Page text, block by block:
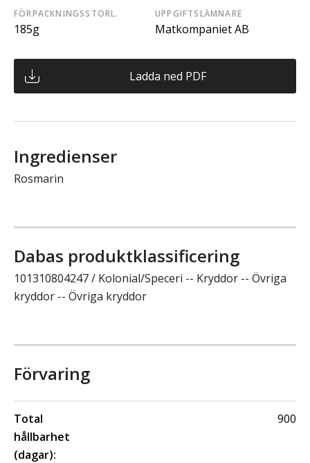
FÖRPACKNINGSSTORL.
185g
UPPGIFTSLÄMNARE
Matkompaniet AB
Ladda ned PDF
Ingredienser
Rosmarin
Dabas produktklassificering
101310804247 / Kolonial/Speceri -- Kryddor -- Övriga
kryddor -- Övriga kryddor
Förvaring
Total
hållbarhet
(dagar):
900